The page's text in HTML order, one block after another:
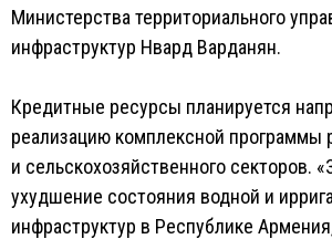
Министерства территориального
инфраструктур Нвард Варданян.
Кредитные ресурсы планируется
реализацию комплексной программы
и сельскохозяйственного секторов.
ухудшение состояния водной и
инфраструктур в Республике